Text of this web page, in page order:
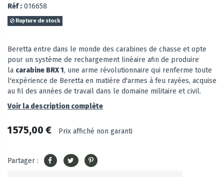
Réf : 016658
Rupture de stock
Beretta entre dans le monde des carabines de chasse et opte
pour un système de rechargement linéaire afin de produire
la carabine BRX 1, une arme révolutionnaire qui renferme toute
l'expérience de Beretta en matière d'armes à feu rayées, acquise
au fil des années de travail dans le domaine militaire et civil.
Voir la description complète
1 575,00 € Prix affiché non garanti
Partager :